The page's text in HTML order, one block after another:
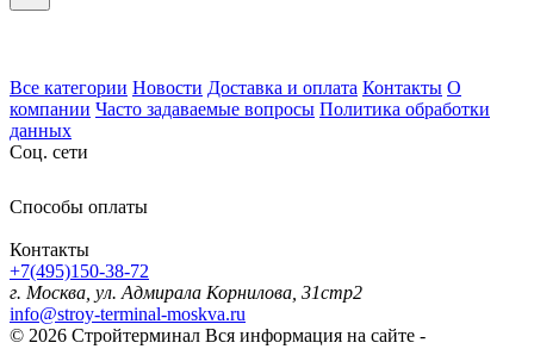
Все категории Новости Доставка и оплата Контакты О
компании Часто задаваемые вопросы Политика обработки
данных
Соц. сети
Способы оплаты
Контакты
+7(495)150-38-72
г. Москва, ул. Адмирала Корнилова, 31стр2
info@stroy-terminal-moskva.ru
© 2026 Стройтерминал Вся информация на сайте -